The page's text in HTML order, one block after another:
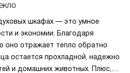
шкафах — это умное
и экономии. Благодаря
оно отражает тепло обратно
остается прохладной, надежно
и домашних животных. Плюс,